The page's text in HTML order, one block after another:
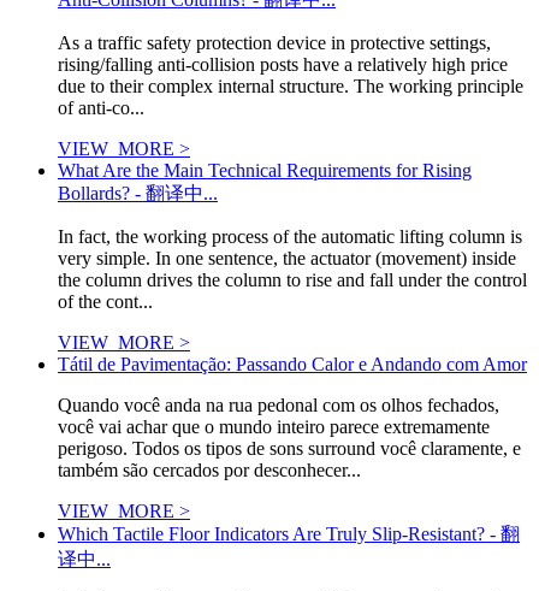
As a traffic safety protection device in protective settings,
rising/falling anti-collision posts have a relatively high price
due to their complex internal structure. The working principle
of anti-co...
VIEW_MORE >
What Are the Main Technical Requirements for Rising
Bollards? - 翻译中...
In fact, the working process of the automatic lifting column is
very simple. In one sentence, the actuator (movement) inside
the column drives the column to rise and fall under the control
of the cont...
VIEW_MORE >
Tátil de Pavimentação: Passando Calor e Andando com Amor
Quando você anda na rua pedonal com os olhos fechados,
você vai achar que o mundo inteiro parece extremamente
perigoso. Todos os tipos de sons surround você claramente, e
também são cercados por desconhecer...
VIEW_MORE >
Which Tactile Floor Indicators Are Truly Slip-Resistant? - 翻
译中...